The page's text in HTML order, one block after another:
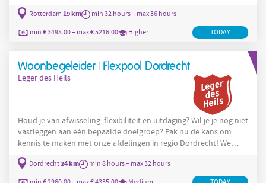
gezinnen te bouwen aan een stabiele toekomst. Je biedt
structuur, vertrouwen en perspectief, zodat zij stap voor stap
groeien naar meer zelfstandigheid en een duurzame
woonsituatie. Wat ga je doen? Als Jeugd- en gezinsprofessional
Rotterdam 19 km min 32 hours – max 36 hours
min € 3498.00 – max € 5216.00 Higher TODAY
Woonbegeleider | Flexpool Dordrecht
Leger des Heils
Houd je van afwisseling, flexibiliteit en uitdaging? Wil je je nog niet
vastleggen aan één bepaalde doelgroep? Pak nu de kans om
kennis te maken met onze afdelingen in regio Dordrecht! We
hebben mogelijkheden tussen de 8 en 32 uur per week. Wat ga je
doen? De Flexpool binnen onze organisatie bestaat uit een team
van graag geziene collega's die worden ingezet wanneer het
Dordrecht24 km min 8 hours – max 32 hours